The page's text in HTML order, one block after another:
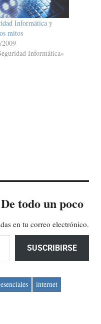
Informática y
mitos
2009
Informática»
todo un poco
en tu correo electrónico.
SUSCRIBIRSE
esenciales
internet